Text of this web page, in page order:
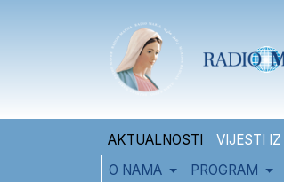
AKTUALNOSTI VIJESTI
O NAMA
PROGRAM